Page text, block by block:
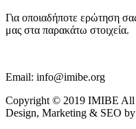
Για οποιαδήποτε ερώτηση
μας στα παρακάτω στοιχεία.
Email: info@imibe.org
Copyright © 2019 IMIBE All
Design, Marketing & SEO by